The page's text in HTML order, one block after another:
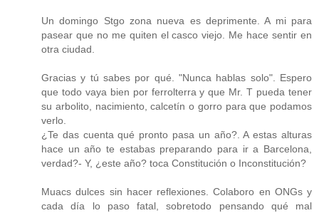
Un domingo Stgo zona nueva es deprimente. A mi para
pasear que no me quiten el casco viejo. Me hace sentir en
otra ciudad.
Gracias y tú sabes por qué. "Nunca hablas solo". Espero
que todo vaya bien por ferrolterra y que Mr. T pueda tener
su arbolito, nacimiento, calcetín o gorro para que podamos
verlo.
¿Te das cuenta qué pronto pasa un año?. A estas alturas
hace un año te estabas preparando para ir a Barcelona,
verdad?- Y, ¿este año? toca Constitución o Inconstitución?
Muacs dulces sin hacer reflexiones. Colaboro en ONGs y
cada día lo paso fatal, sobretodo pensando qué mal